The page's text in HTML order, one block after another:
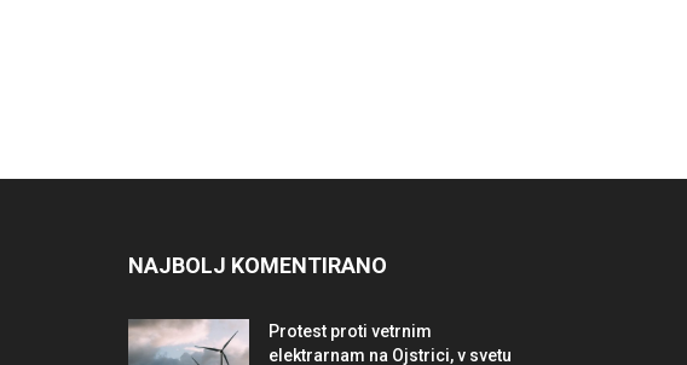
NAJBOLJ KOMENTIRANO
Protest proti vetrnim
elektrarnam na Ojstrici, v svetu